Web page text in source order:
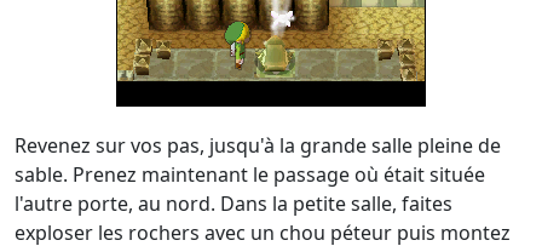
Revenez sur vos pas, jusqu'à la grande salle pleine de
sable. Prenez maintenant le passage où était située
l'autre porte, au nord. Dans la petite salle, faites
exploser les rochers avec un chou péteur puis montez